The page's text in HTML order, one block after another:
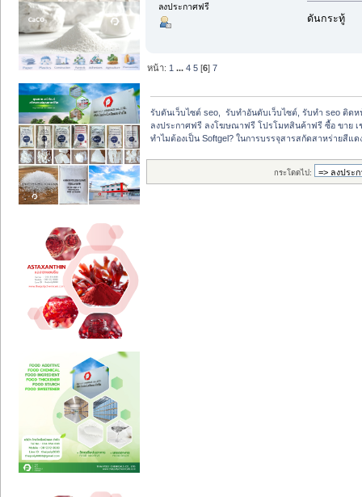
ลงประกาศฟรี
ดันกระทู้
หน้า: 1 ...4 5 [6]7
รับดันเว็บไซต์ seo,  รับทำอันดับเว็บไซต์, รับทำ seo ติดห
ลงประกาศฟรี ลงโฆษณาฟรี โปรโมทสินค้าฟรี ซื้อ ขาย เ
ทำไมต้องเป็น Softgel? ในการบรรจุสารสกัดสาหร่ายสีแด
กระโดดไป: